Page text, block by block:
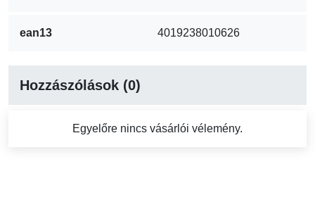
ean13 4019238010626
Hozzászólások (0)
Egyelőre nincs vásárlói vélemény.